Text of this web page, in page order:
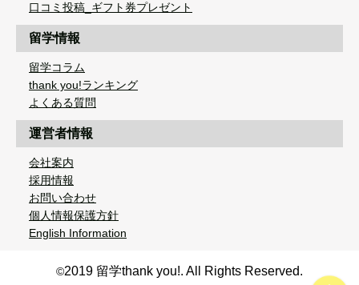
口コミ投稿_ギフト券プレゼント
留学情報
留学コラム
thank you!ランキング
よくある質問
運営者情報
会社案内
採用情報
お問い合わせ
個人情報保護方針
English Information
©2019 留学thank you!. All Rights Reserved.